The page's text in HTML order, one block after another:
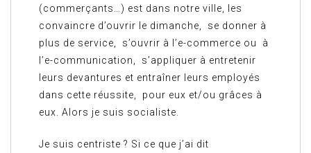
(commerçants…) est dans notre ville, les
convaincre d’ouvrir le dimanche, se donner à
plus de service, s’ouvrir à l’e-commerce ou à
l’e-communication, s’appliquer à entretenir
leurs devantures et entraîner leurs employés
dans cette réussite, pour eux et/ou grâces à
eux. Alors je suis socialiste.
Je suis centriste ? Si ce que j’ai dit